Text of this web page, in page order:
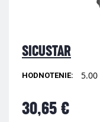
SICUSTAR
HODNOTENIE: 5.00
30,65 €